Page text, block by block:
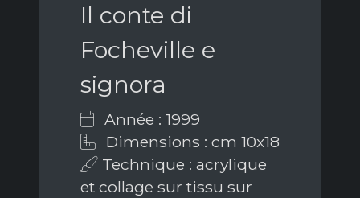
Il conte di
Focheville e
signora
Année : 1999
Dimensions : cm 10x18
Technique : acrylique
et collage sur tissu sur